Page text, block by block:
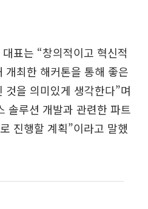
표는 “창의적이고 혁신적
개최한 해커톤을 통해 좋은
것을 의미있게 생각한다”며
솔루션 개발과 관련한 파트
진행할 계획”이라고 말했